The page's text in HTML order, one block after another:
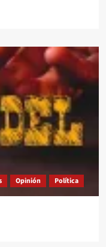
Opinión Política